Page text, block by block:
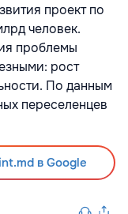
проект по
человек.
проблемы
рост
По данным
переселенцев
в Google